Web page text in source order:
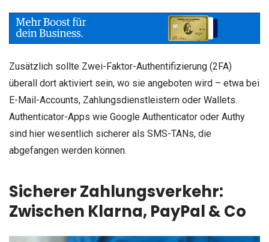
Zusätzlich sollte Zwei-Faktor-Authentifizierung (2FA)
überall dort aktiviert sein, wo sie angeboten wird – etwa bei
E-Mail-Accounts, Zahlungsdienstleistern oder Wallets.
Authenticator-Apps wie Google Authenticator oder Authy
sind hier wesentlich sicherer als SMS-TANs, die
abgefangen werden können.
Sicherer Zahlungsverkehr:
Zwischen Klarna, PayPal & Co